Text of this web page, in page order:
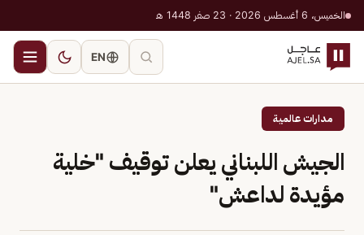
الخميس، 6 أغسطس 2026 · 23 صفر 1448 هـ
EN
مدارات عالمية
الجيش اللبناني يعلن توقيف "خلية
مؤيدة لداعش"